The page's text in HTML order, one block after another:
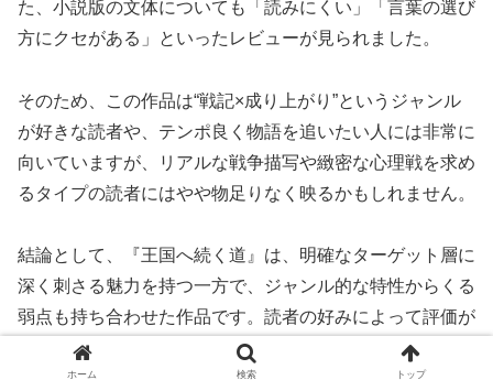
た、小説版の文体についても「読みにくい」「言葉の選び
方にクセがある」といったレビューが見られました。
そのため、この作品は“戦記×成り上がり”というジャンル
が好きな読者や、テンポ良く物語を追いたい人には非常に
向いていますが、リアルな戦争描写や緻密な心理戦を求め
るタイプの読者にはやや物足りなく映るかもしれません。
結論として、『王国へ続く道』は、明確なターゲット層に
深く刺さる魅力を持つ一方で、ジャンル的な特性からくる
弱点も持ち合わせた作品です。読者の好みによって評価が
大きく分かれるため、自分の嗜好と照らし合わせて読むか
どうかを判断するとよいでしょう。
ホーム 検索 トップ